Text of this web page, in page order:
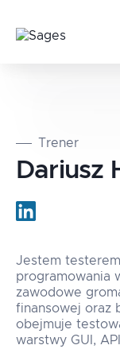
Trener
Dariusz
Jestem
programowania
zawodowe
finansowej oraz
obejmuje
warstwy GUI,